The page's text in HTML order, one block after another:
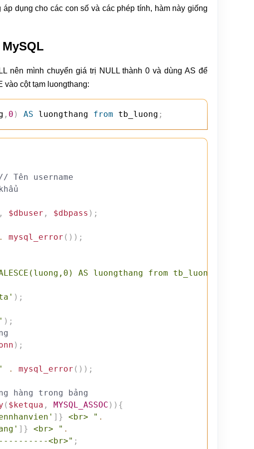
dụng cho các con số và các phép tính, hàm này giống
nên mình chuyển giá trị NULL thành 0 và dùng AS để
vào cột tạm luongthang:
, 0 ) AS luongthang from tb_luong ;
Tên username
, $dbuser , $dbpass ) ;
. mysql_error ( ) ) ;
AS luongthang from tb_luong"
) ;
) ;
) ;
. mysql_error ( ) ) ;
( $ketqua , MYSQL_ASSOC ) ) {
] } <br> " .
] } <br> " .
<br>" ;